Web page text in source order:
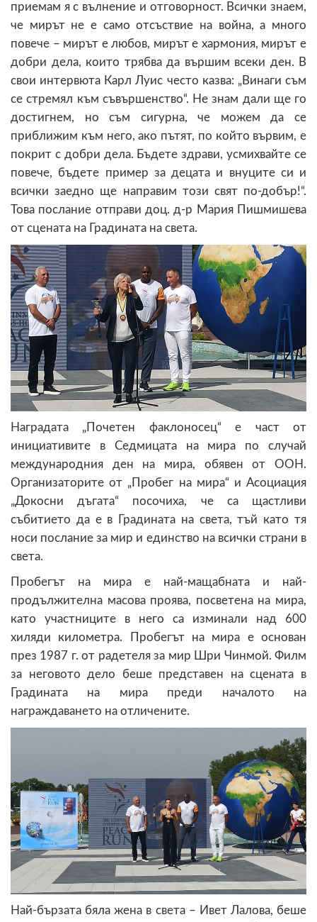
приемам я с вълнение и отговорност. Всички знаем,
че мирът не е само отсъствие на война, а много
повече – мирът е любов, мирът е хармония, мирът е
добри дела, които трябва да вършим всеки ден. В
свои интервюта Карл Луис често казва: „Винаги съм
се стремял към съвършенство“. Не знам дали ще го
достигнем, но съм сигурна, че можем да се
приближим към него, ако пътят, по който вървим, е
покрит с добри дела. Бъдете здрави, усмихвайте се
повече, бъдете пример за децата и внуците си и
всички заедно ще направим този свят по-добър!“.
Това послание отправи доц. д-р Мария Пишмишева
от сцената на Градината на света.
Наградата „Почетен факлоносец“ е част от
инициативите в Седмицата на мира по случай
международния ден на мира, обявен от ООН.
Организаторите от „Пробег на мира“ и Асоциация
„Докосни дъгата“ посочиха, че са щастливи
събитието да е в Градината на света, тъй като тя
носи послание за мир и единство на всички страни в
света.
Пробегът на мира е най-мащабната и най-
продължителна масова проява, посветена на мира,
като участниците в него са изминали над 600
хиляди километра. Пробегът на мира е основан
през 1987 г. от радетеля за мир Шри Чинмой. Филм
за неговото дело беше представен на сцената в
Градината на мира преди началото на
награждаването на отличените.
Най-бързата бяла жена в света – Ивет Лалова, беше